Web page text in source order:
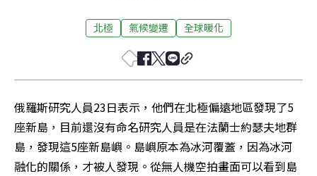
北極 氣候變遷 全球暖化
俄羅斯研究人員23日表示，他們在北極偏遠地區發現了5
座新島，目前還沒有命名研究人員是在法蘭士約瑟夫地群
島，發現這5座新島嶼。島嶼原本為冰河覆蓋，因為冰河
融化的關係，才被人發現。從無人機空拍畫面可以看到島